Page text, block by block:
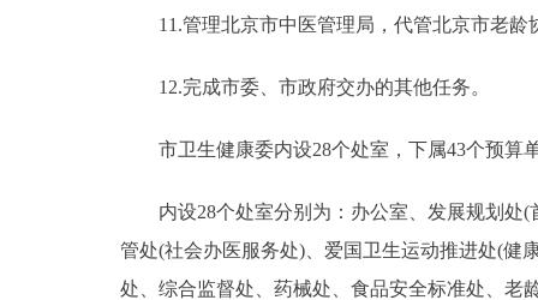
11.管理北京市中医管理局，代管北京市老龄
12.完成市委、市政府交办的其他任务。
市卫生健康委内设28个处室，下属43个预算
内设28个处室分别为：办公室、发展规划处(
管处(社会办医服务处)、爱国卫生运动推进处(健
处、综合监督处、药械处、食品安全标准处、老